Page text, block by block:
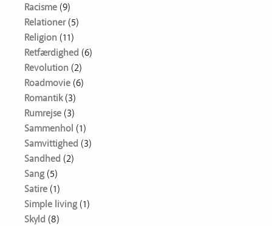
Racisme (9)
Relationer(5)
Religion (11)
Retfærdighed (6)
Revolution (2)
Roadmovie (6)
Romantik(3)
Rumrejse (3)
Sammenhol (1)
Samvittighed (3)
Sandhed (2)
Sang (5)
Satire (1)
Simple living (1)
Skyld (8)